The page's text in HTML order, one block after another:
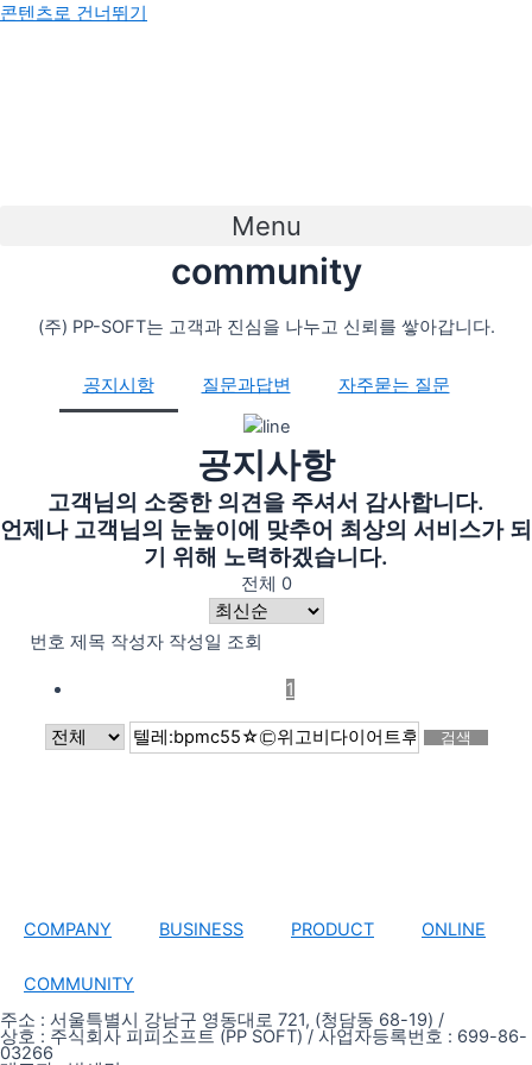
콘텐츠로 건너뛰기
Menu
community
(주) PP-SOFT는 고객과 진심을 나누고 신뢰를 쌓아갑니다.
공지시항 질문과답변 자주묻는 질문
공지사항
고객님의 소중한 의견을 주셔서 감사합니다.
언제나 고객님의 눈높이에 맞추어 최상의 서비스가 되
기 위해 노력하겠습니다.
전체 0
번호 제목 작성자 작성일 조회
1
검색
COMPANY BUSINESS PRODUCT ONLINE
COMMUNITY
주소 : 서울특별시 강남구 영동대로 721, (청담동 68-19) /
상호 : 주식회사 피피소프트 (PP SOFT) / 사업자등록번호 : 699-86-
03266